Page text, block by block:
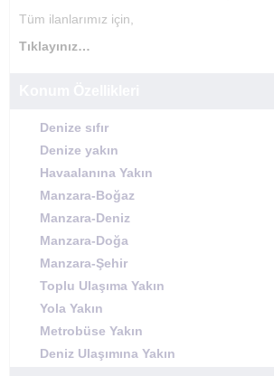
Tüm ilanlarımız için,
Tıklayınız…
Denize sıfır
Denize yakın
Havaalanına Yakın
Manzara-Boğaz
Manzara-Deniz
Manzara-Doğa
Manzara-Şehir
Toplu Ulaşıma Yakın
Yola Yakın
Metrobüse Yakın
Deniz Ulaşımına Yakın